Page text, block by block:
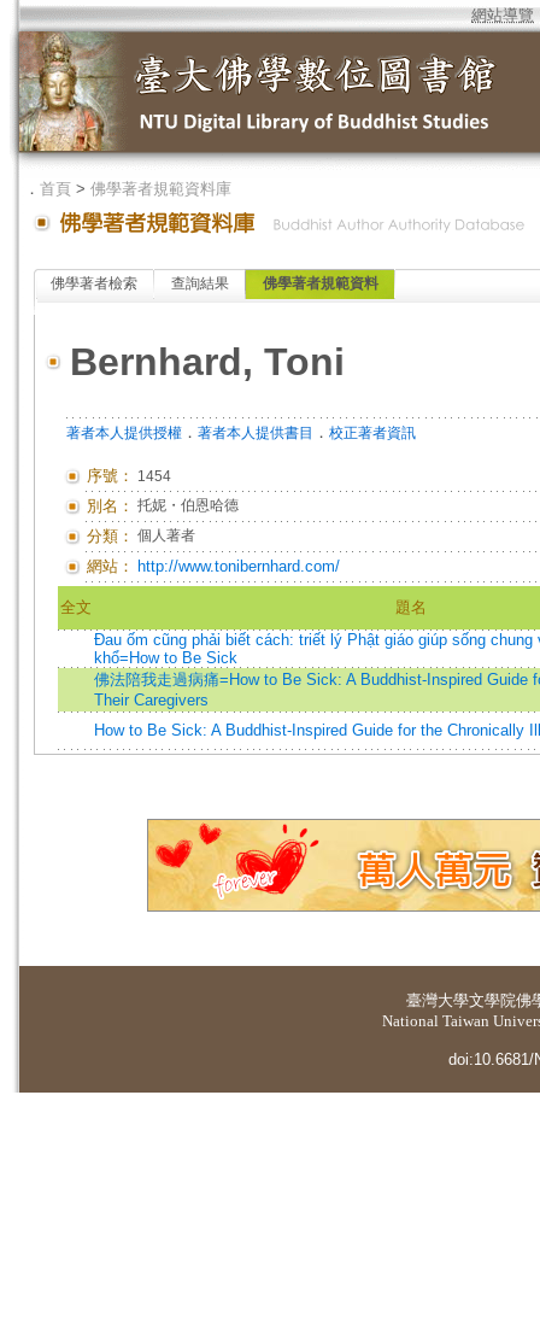
網站導覽
． 首頁 > 佛學著者規範資料庫
佛學著者檢索 查詢結果 佛學著者規範資料
Bernhard, Toni
著者本人提供授權 ． 著者本人提供書目 ． 校正著者資訊
序號： 1454
別名： 托妮・伯恩哈德
分類： 個人著者
網站： http://www.tonibernhard.com/
全文
題名
Đau ốm cũng phải biết cách: triết lý Phật giáo giúp sống
khổ=How to Be Sick
佛法陪我走過病痛=How to Be Sick: A Buddhist-Inspired Guide
Their Caregivers
How to Be Sick: A Buddhist-Inspired Guide for the Chronically
臺灣大學文學院佛
National Taiwan
doi:10.6681/